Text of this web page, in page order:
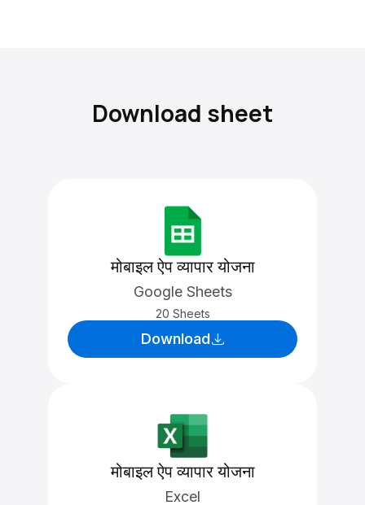
Download sheet
मोबाइल ऐप व्यापार योजना
Google Sheets
20 Sheets
Download
मोबाइल ऐप व्यापार योजना
Excel